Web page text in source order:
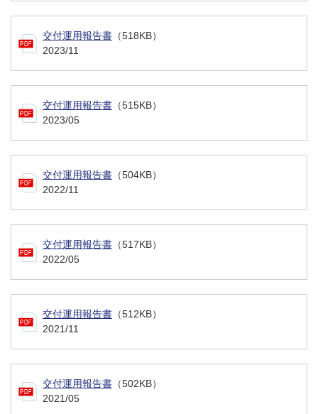
交付運用報告書 （518KB）
2023/11
交付運用報告書 （515KB）
2023/05
交付運用報告書 （504KB）
2022/11
交付運用報告書 （517KB）
2022/05
交付運用報告書 （512KB）
2021/11
交付運用報告書 （502KB）
2021/05